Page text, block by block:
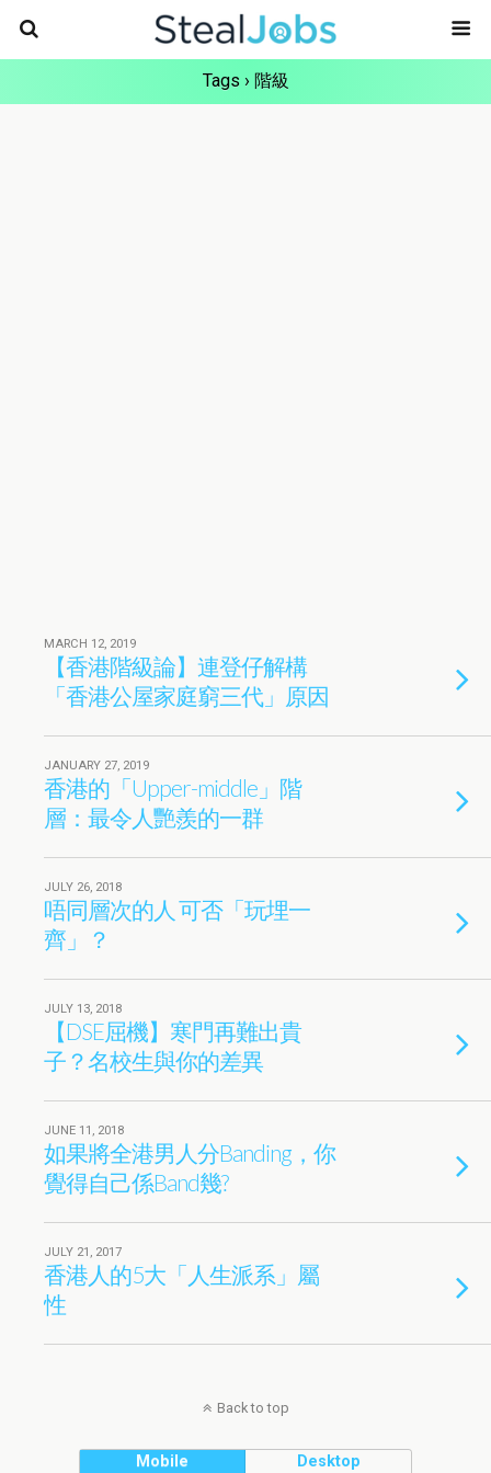
Tags › 階級
MARCH 12, 2019
【香港階級論】連登仔解構
「香港公屋家庭窮三代」原因
JANUARY 27, 2019
香港的「Upper-middle」階
層：最令人艷羨的一群
JULY 26, 2018
唔同層次的人 可否「玩埋一
齊」？
JULY 13, 2018
【DSE屈機】寒門再難出貴
子？名校生與你的差異
JUNE 11, 2018
如果將全港男人分Banding，你
覺得自己係Band幾?
JULY 21, 2017
香港人的5大「人生派系」屬
性
Back to top
Mobile Desktop